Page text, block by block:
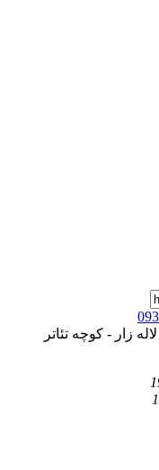
زار - کوچه تئاتر